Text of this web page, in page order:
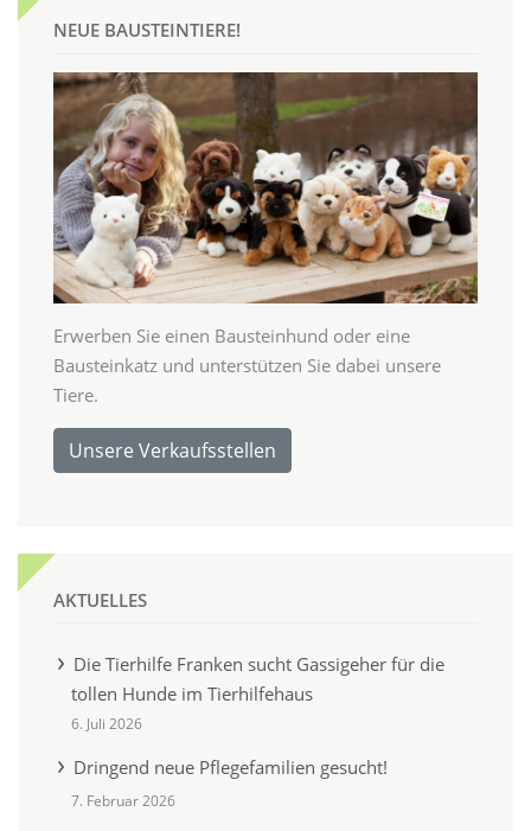
NEUE BAUSTEINTIERE!
Erwerben Sie einen Bausteinhund oder eine
Bausteinkatz und unterstützen Sie dabei unsere
Tiere.
Unsere Verkaufsstellen
AKTUELLES
Die Tierhilfe Franken sucht Gassigeher für die
tollen Hunde im Tierhilfehaus
6. Juli 2026
Dringend neue Pflegefamilien gesucht!
7. Februar 2026